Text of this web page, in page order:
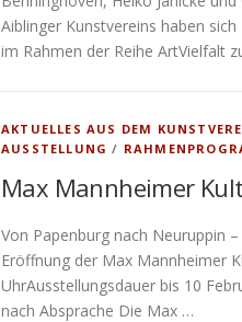
Aiblinger Kunstvereins haben
im Rahmen der Reihe ArtVielfalt
AKTUELLES AUS DEM
AUSSTELLUNG /
Max Mannheimer
Von Papenburg nach Neuruppin
Eröffnung der Max Mannheimer
UhrAusstellungsdauer bis 10
nach Absprache Die Max …